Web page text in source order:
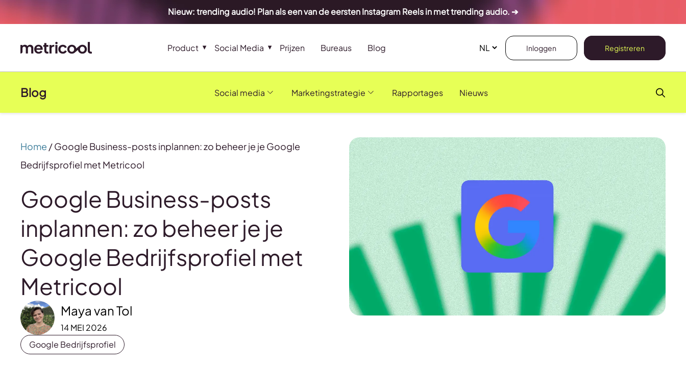
Nieuw: trending audio! Plan als een van de eersten Instagram Reels in met trending audio. ➔
Product Social Media Prijzen Bureaus Blog Inloggen Registreren
Blog Social media Marketingstrategie Rapportages Nieuws
Home /Google Business-posts inplannen: zo beheer je je Google
Bedrijfsprofiel met Metricool
Google Business-posts
inplannen: zo beheer je je
Google Bedrijfsprofiel met
Metricool
Maya van Tol
14 MEI 2026
Google Bedrijfsprofiel